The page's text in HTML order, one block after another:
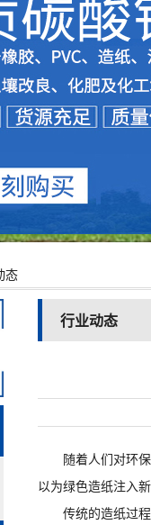
态
行业动态
随着人们对环保
以为绿色造纸注入新
传统的造纸过程